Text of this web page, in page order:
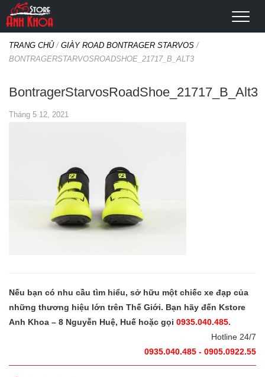
TRANG CHỦ/ GIÀY ROAD BONTRAGER STARVOS /
BONTRAGERSTARVOSROADSHOE_21717_B_ALT3
BontragerStarvosRoadShoe_21717_B_Alt3
Tháng 5 12, 2021
Nếu bạn có nhu cầu tìm hiểu, sở hữu một chiếc xe đạp của
những thương hiệu lớn trên Thế Giới. Bạn hãy đến Kstore
Anh Khoa – 8 Nguyễn Huệ, Huế hoặc gọi 0935.040.485.
Hotline 24/7
0935.040.485 - 0905.0922.55